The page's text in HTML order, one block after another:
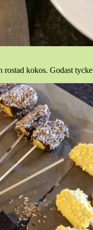
rostad kokos. Godast